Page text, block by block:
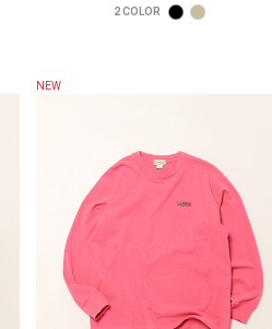
2COLOR
NEW